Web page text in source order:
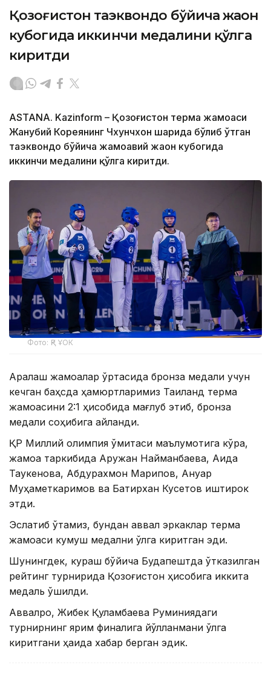
Қозоғистон таэквондо бўйича жаҳон
кубогида иккинчи медалини қўлга
киритди
ASTANA. Kazinform – Қозоғистон терма жамоаси
Жанубий Кореянинг Чхунчхон шаҳрида бўлиб ўтган
таэквондо бўйича жамоавий жаҳон кубогида
иккинчи медалини қўлга киритди.
Фото: ҚР ҰОК
Аралаш жамоалар ўртасида бронза медали учун
кечган баҳсда ҳамюртларимиз Таиланд терма
жамоасини 2:1 ҳисобида мағлуб этиб, бронза
медали соҳибига айланди.
ҚР Миллий олимпия қўмитаси маълумотига кўра,
жамоа таркибида Аружан Найманбаева, Аида
Таукенова, Абдурахмон Марипов, Ануар
Муҳаметкаримов ва Батирхан Кусетов иштирок
этди.
Эслатиб ўтамиз, бундан аввал эркаклар терма
жамоаси кумуш медални қўлга киритган эди.
Шунингдек, кураш бўйича Будапештда ўтказилган
рейтинг турнирида Қозоғистон ҳисобига иккита
медаль қўшилди.
Аввалроқ, Жибек Қуламбаева Руминиядаги
турнирнинг ярим финалига йўлланмани қўлга
киритгани ҳақида хабар берган эдик.